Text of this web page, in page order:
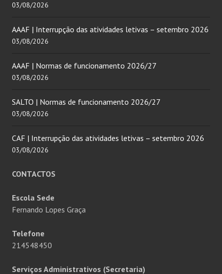
03/08/2026
AAAF | Interrupção das atividades letivas – setembro 2026
03/08/2026
AAAF | Normas de funcionamento 2026/27
03/08/2026
SALTO | Normas de funcionamento 2026/27
03/08/2026
CAF | Interrupção das atividades letivas – setembro 2026
03/08/2026
CONTACTOS
Escola Sede
Fernando Lopes Graça
Telefone
214548450
Serviços Administrativos (Secretaria)